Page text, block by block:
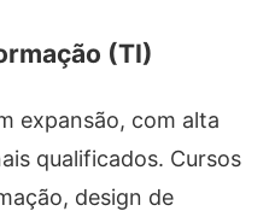
(TI)
expansão, com alta
qualificados. Cursos
design de